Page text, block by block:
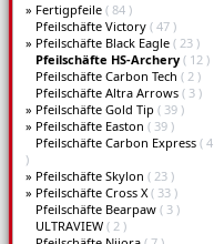
» Fertigpfeile ( 84 )
Pfeilschäfte Victory ( 47 )
» Pfeilschäfte Black Eagle ( 23 )
Pfeilschäfte HS-Archery ( 12 )
Pfeilschäfte Carbon Tech ( 2 )
Pfeilschäfte Altra Arrows ( 3 )
» Pfeilschäfte Gold Tip ( 39 )
» Pfeilschäfte Easton ( 39 )
Pfeilschäfte Carbon Express ( 4
)
» Pfeilschäfte Skylon ( 23 )
» Pfeilschäfte Cross X( 33 )
Pfeilschäfte Bearpaw ( 3 )
ULTRAVIEW ( 2 )